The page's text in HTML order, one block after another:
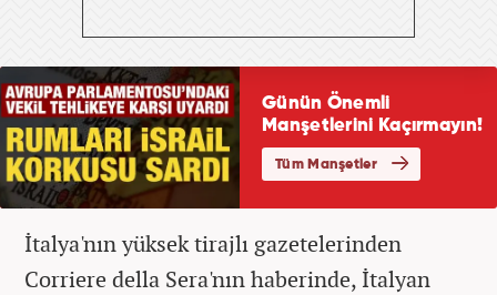
İtalya'nın yüksek tirajlı gazetelerinden
Corriere della Sera'nın haberinde, İtalyan